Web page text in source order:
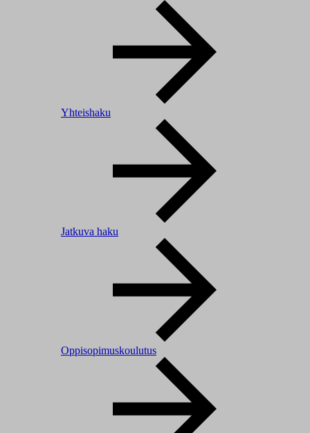
Yhteishaku
Jatkuva haku
Oppisopimuskoulutus